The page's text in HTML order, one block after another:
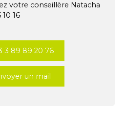
votre conseillère Natacha
10 16
3 89 89 20 76
un mail